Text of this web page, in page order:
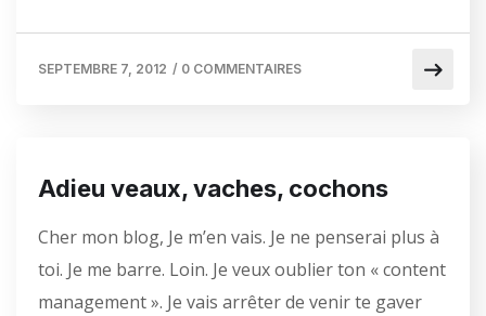
SEPTEMBRE 7, 2012 / 0 COMMENTAIRES
Adieu veaux, vaches, cochons
Cher mon blog, Je m’en vais. Je ne penserai plus à
toi. Je me barre. Loin. Je veux oublier ton « content
management ». Je vais arrêter de venir te gaver